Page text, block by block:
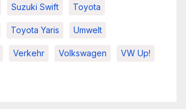
Suzuki Swift Toyota
Toyota Yaris Umwelt
Verkehr Volkswagen VW Up!